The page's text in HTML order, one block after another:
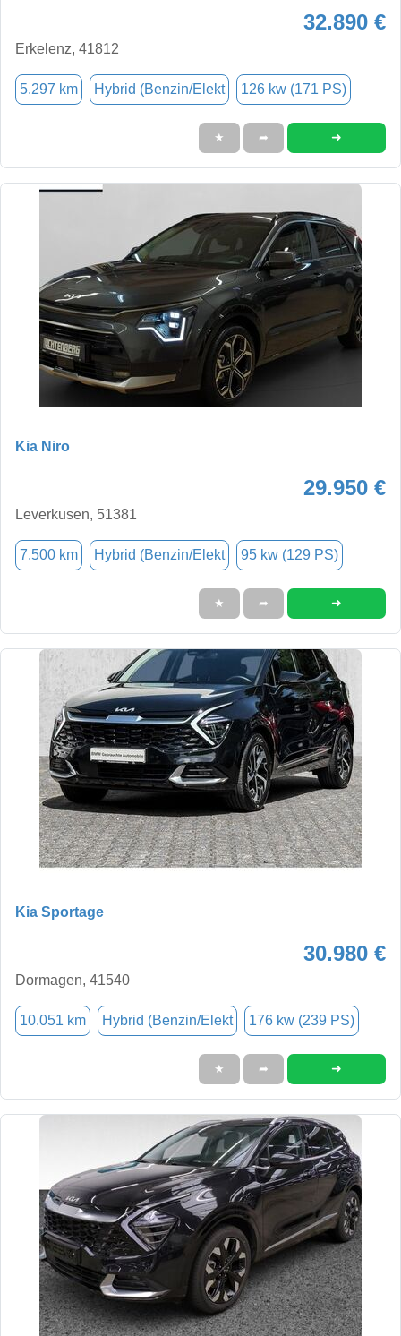
32.890 €
Erkelenz, 41812
5.297 km Hybrid (Benzin/Elekt 126 kw (171 PS)
★ ➦ ➜
Kia Niro
29.950 €
Leverkusen, 51381
7.500 km Hybrid (Benzin/Elekt 95 kw (129 PS)
★ ➦ ➜
Kia Sportage
30.980 €
Dormagen, 41540
10.051 km Hybrid (Benzin/Elekt 176 kw (239 PS)
★ ➦ ➜